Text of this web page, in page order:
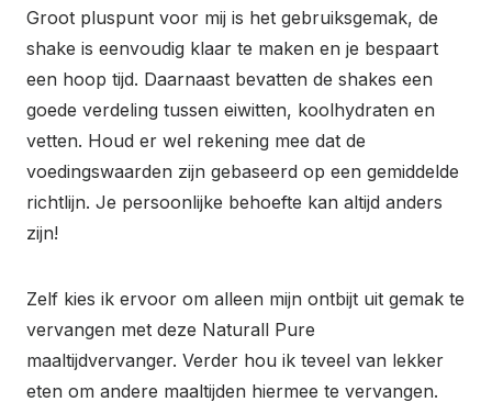
Groot pluspunt voor mij is het gebruiksgemak, de
shake is eenvoudig klaar te maken en je bespaart
een hoop tijd. Daarnaast bevatten de shakes een
goede verdeling tussen eiwitten, koolhydraten en
vetten. Houd er wel rekening mee dat de
voedingswaarden zijn gebaseerd op een gemiddelde
richtlijn. Je persoonlijke behoefte kan altijd anders
zijn!
Zelf kies ik ervoor om alleen mijn ontbijt uit gemak te
vervangen met deze Naturall Pure
maaltijdvervanger. Verder hou ik teveel van lekker
eten om andere maaltijden hiermee te vervangen.